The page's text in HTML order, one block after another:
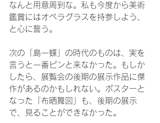
なんと用意周到な。私も今度から美術
鑑賞にはオペラグラスを持参しよう、
と心に誓う。
次の「島一蝶」の時代のものは、実を
言うと一番ピンと来なかった。もしか
したら、展覧会の後期の展示作品に傑
作があるのかもしれない。ポスターと
なった「布晒舞図」も、後期の展示
で、見ることができなかった。